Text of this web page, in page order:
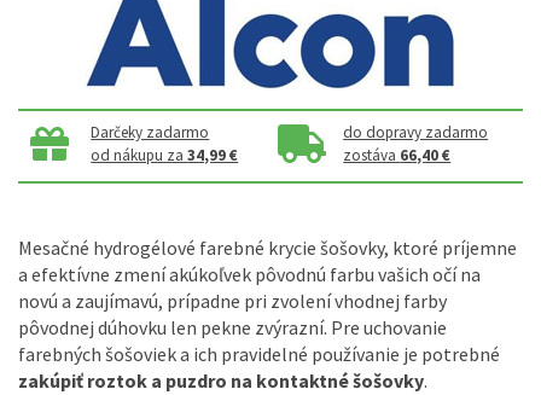
Darčeky zadarmo
od nákupu za34,99 €
do dopravy zadarmo
zostáva 66,40 €
Mesačné hydrogélové farebné krycie šošovky, ktoré príjemne
a efektívne zmení akúkoľvek pôvodnú farbu vašich očí na
novú a zaujímavú, prípadne pri zvolení vhodnej farby
pôvodnej dúhovku len pekne zvýrazní. Pre uchovanie
farebných šošoviek a ich pravidelné používanie je potrebné
zakúpiť roztok a puzdro na kontaktné šošovky.